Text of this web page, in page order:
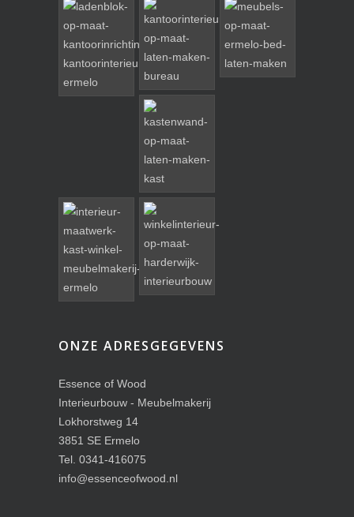
ONZE ADRESGEGEVENS
Essence of Wood
Interieurbouw - Meubelmakerij
Lokhorstweg 14
3851 SE Ermelo
Tel. 0341-416075
info@essenceofwood.nl